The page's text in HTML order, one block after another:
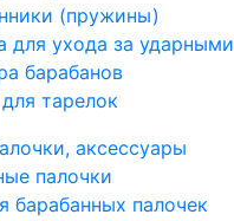
(пружины)
для ухода за ударными
барабанов
тарелок
аксессуары
палочки
барабанных палочек